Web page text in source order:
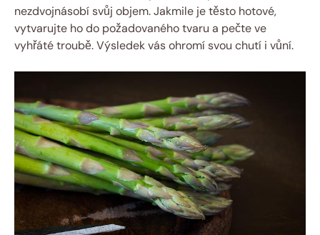
nezdvojnásobí svůj objem. Jakmile‍ je těsto hotové,
vytvarujte ho⁤ do požadovaného⁤ tvaru a pečte‍ ve
vyhřáté troubě. Výsledek vás⁤ ohromí ‌svou chutí ‍i⁤ vůní.